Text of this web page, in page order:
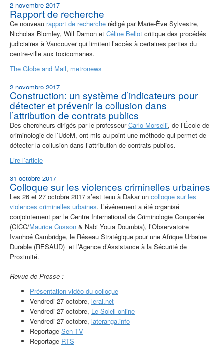
2 novembre 2017
Rapport de recherche
Ce nouveau rapport de recherche rédigé par Marie-Ève Sylvestre,
Nicholas Blomley, Will Damon et Céline Bellot critique des procédés
judiciaires à Vancouver qui limitent l’accès à certaines parties du
centre-ville aux toxicomanes.
The Globe and Mail, metronews
2 novembre 2017
Construction: un système d’indicateurs pour
détecter et prévenir la collusion dans
l’attribution de contrats publics
Des chercheurs dirigés par le professeurCarlo Morselli, de l’École de
criminologie de l’UdeM, ont mis au point une méthode qui permet de
détecter la collusion dans l’attribution de contrats publics.
Lire l’article
31 octobre 2017
Colloque sur les violences criminelles urbaines
Les 26 et 27 octobre 2017 s’est tenu à Dakar un colloque sur les
violences criminelles urbaines. L’événement a été organisé
conjointement par le Centre International de Criminologie Comparée
(CICC/Maurice Cusson & Nabi Youla Doumbia), l’Observatoire
Ivanhoé Cambridge, le Réseau Stratégique pour une Afrique Urbaine
Durable (RESAUD) et l’Agence d’Assistance à la Sécurité de
Proximité.
Revue de Presse :
Présentation vidéo du colloque
Vendredi 27 octobre, leral.net
Vendredi 27 octobre, Le Soleil online
Vendredi 27 octobre, lateranga.info
Reportage Sen TV
Reportage RTS